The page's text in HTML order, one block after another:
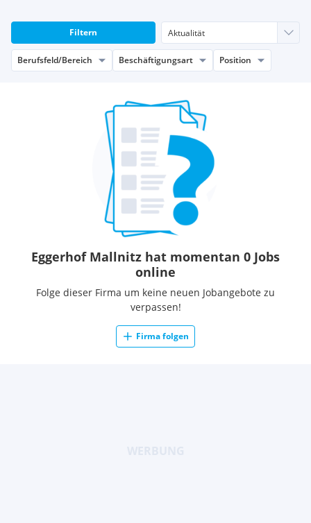
Filtern
Berufsfeld/Bereich Beschäftigungsart Position
Eggerhof Mallnitz hat momentan 0 Jobs
online
Folge dieser Firma um keine neuen Jobangebote zu
verpassen!
Firma folgen